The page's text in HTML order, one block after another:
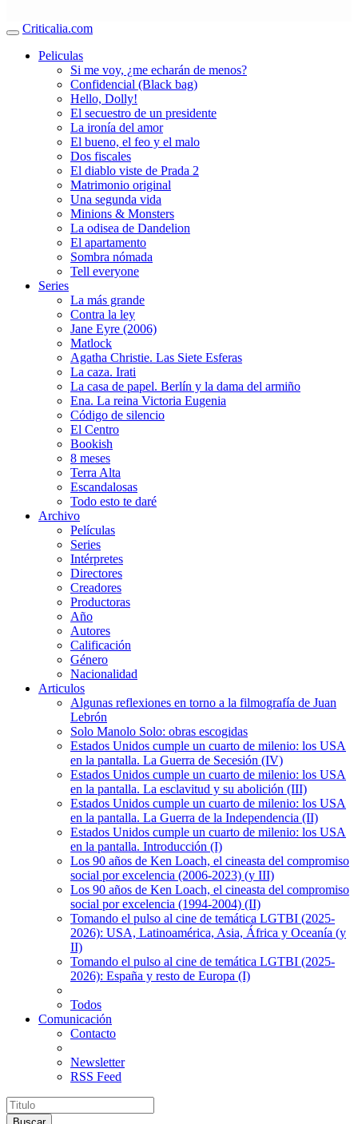
Criticalia.com
Peliculas
Si me voy, ¿me echarán de menos?
Confidencial (Black bag)
Hello, Dolly!
El secuestro de un presidente
La ironía del amor
El bueno, el feo y el malo
Dos fiscales
El diablo viste de Prada 2
Matrimonio original
Una segunda vida
Minions & Monsters
La odisea de Dandelion
El apartamento
Sombra nómada
Tell everyone
Series
La más grande
Contra la ley
Jane Eyre (2006)
Matlock
Agatha Christie. Las Siete Esferas
La caza. Irati
La casa de papel. Berlín y la dama del armiño
Ena. La reina Victoria Eugenia
Código de silencio
El Centro
Bookish
8 meses
Terra Alta
Escandalosas
Todo esto te daré
Archivo
Películas
Series
Intérpretes
Directores
Creadores
Productoras
Año
Autores
Calificación
Género
Nacionalidad
Articulos
Algunas reflexiones en torno a la filmografía de Juan
Lebrón
Solo Manolo Solo: obras escogidas
Estados Unidos cumple un cuarto de milenio: los USA
en la pantalla. La Guerra de Secesión (IV)
Estados Unidos cumple un cuarto de milenio: los USA
en la pantalla. La esclavitud y su abolición (III)
Estados Unidos cumple un cuarto de milenio: los USA
en la pantalla. La Guerra de la Independencia (II)
Estados Unidos cumple un cuarto de milenio: los USA
en la pantalla. Introducción (I)
Los 90 años de Ken Loach, el cineasta del compromiso
social por excelencia (2006-2023) (y III)
Los 90 años de Ken Loach, el cineasta del compromiso
social por excelencia (1994-2004) (II)
Tomando el pulso al cine de temática LGTBI (2025-
2026): USA, Latinoamérica, Asia, África y Oceanía (y
II)
Tomando el pulso al cine de temática LGTBI (2025-
2026): España y resto de Europa (I)
Todos
Comunicación
Contacto
Newsletter
RSS Feed